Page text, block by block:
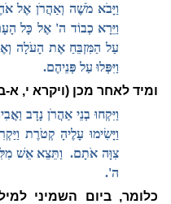
וַיָּבֹא מֹשֶׁה וְאַהֲרֹן אֶל
וַיֵּרָא כְבוֹד ה' אֶל כָּל
עַל הַמִּזְבֵּחַ אֶת הָעֹלָה
וַיִּפְּלוּ עַל פְּנֵיהֶם.
ומיד לאחר מכן (ויקרא י, א-
וַיִּקְחוּ בְנֵי אַהֲרֹן נָדָב
וַיָּשִׂימוּ עָלֶיהָ קְטֹרֶת
צִוָּה אֹתָם. וַתֵּצֵא אֵשׁ
ה'.
כלומר, ביום השמיני